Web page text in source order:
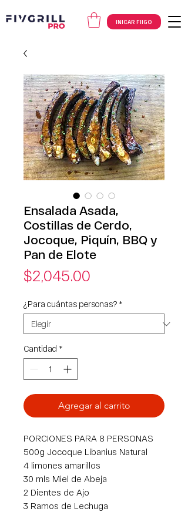
INICAR FIIGO
Ensalada Asada,
Costillas de Cerdo,
Jocoque, Piquín, BBQ y
Pan de Elote
$2,045.00
¿Para cuántas personas? *
Cantidad *
Agregar al carrito
PORCIONES PARA 8 PERSONAS
500g Jocoque Libanius Natural
4 limones amarillos
30 mls Miel de Abeja
2 Dientes de Ajo
3 Ramos de Lechuga